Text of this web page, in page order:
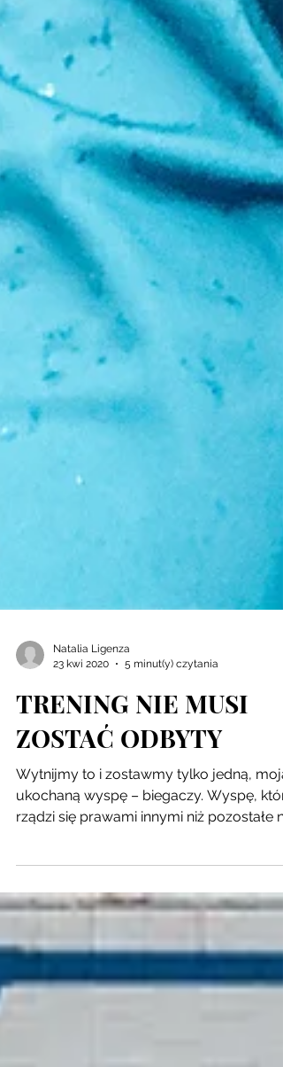
Natalia Ligenza
23 kwi 2020
5 minut(y) czytania
TRENING NIE MUSI
ZOSTAĆ ODBYTY
rządzi się prawami innymi niż pozostałe
tym całym...